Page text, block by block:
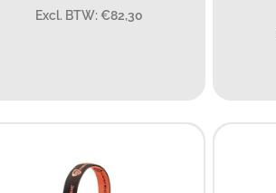
(incl. BTW)
Excl. BTW: €82,30